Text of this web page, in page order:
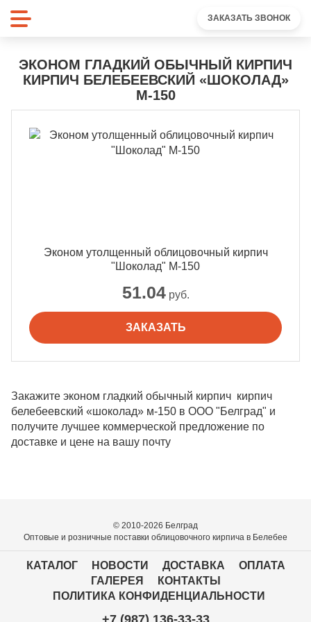
ЗАКАЗАТЬ ЗВОНОК
ЭКОНОМ ГЛАДКИЙ ОБЫЧНЫЙ КИРПИЧ
КИРПИЧ БЕЛЕБЕЕВСКИЙ «ШОКОЛАД»
М-150
51.04руб.
ЗАКАЗАТЬ
Эконом утолщенный облицовочный кирпич
"Шоколад" М-150
Закажите эконом гладкий обычный кирпич кирпич
белебеевский «шоколад» м-150 в ООО "Белград" и
получите лучшее коммерческой предложение по
доставке и цене на вашу почту
© 2010-2026 Белград
Оптовые и розничные поставки облицовочного кирпича в Белебее
КАТАЛОГ НОВОСТИ ДОСТАВКА
ОПЛАТА
ГАЛЕРЕЯ
КОНТАКТЫ
ПОЛИТИКА КОНФИДЕНЦИАЛЬНОСТИ
+7 (987) 136-33-33